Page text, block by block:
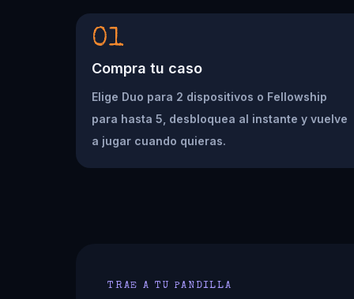
01
Compra tu caso
Elige Duo para 2 dispositivos o Fellowship
para hasta 5, desbloquea al instante y vuelve
a jugar cuando quieras.
TRAE A TU PANDILLA